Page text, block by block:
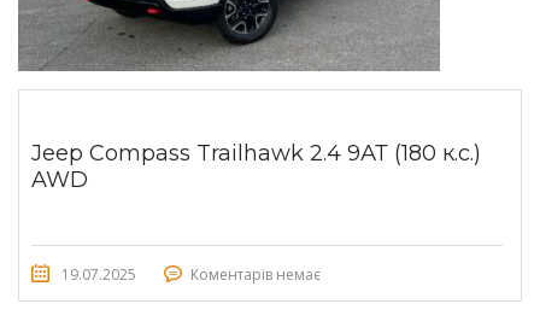
Jeep Compass Trailhawk 2.4 9АТ (180 к.с.)
AWD
19.07.2025 Коментарів немає